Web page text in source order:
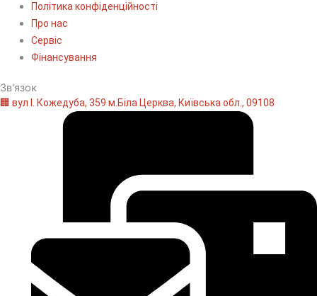
Політика конфіденційності
Про нас
Сервіс
Фінансування
Зв'язок
🏢 вул І. Кожедуба, 359 м.Біла Церква, Київська обл., 09108